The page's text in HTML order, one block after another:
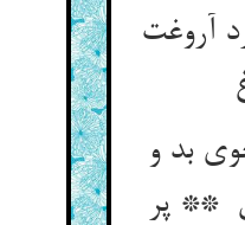
آروغت
بد و
** پر